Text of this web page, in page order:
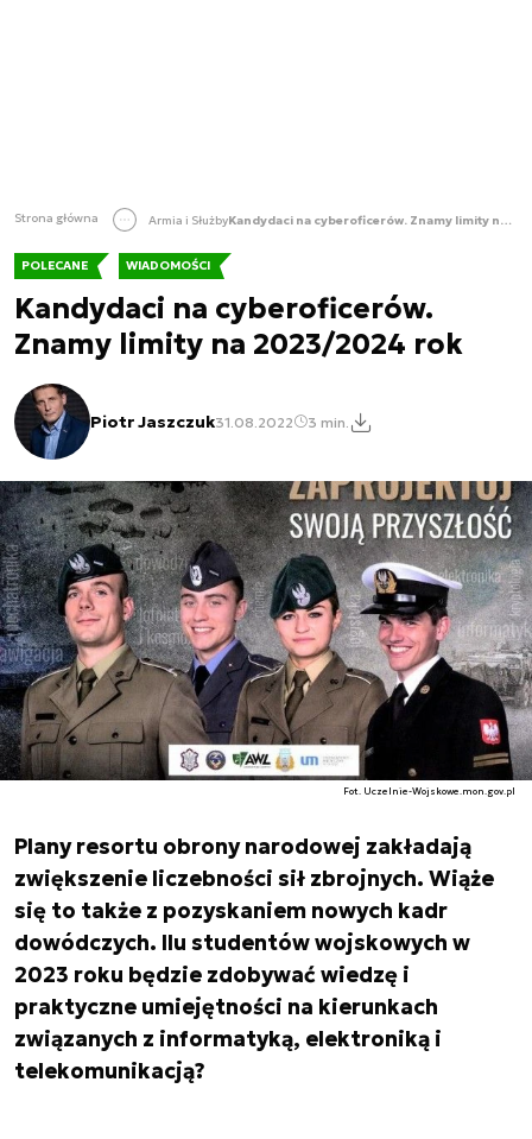
Strona główna Armia i Służby Kandydaci na cyberoficerów. Znamy limity na 2023/2024 rok
POLECANE WIADOMOŚCI
Kandydaci na cyberoficerów.
Znamy limity na 2023/2024 rok
Piotr Jaszczuk31.08.2022 3 min.
Fot. Uczelnie-Wojskowe.mon.gov.pl
Plany resortu obrony narodowej zakładają
zwiększenie liczebności sił zbrojnych. Wiąże
się to także z pozyskaniem nowych kadr
dowódczych. Ilu studentów wojskowych w
2023 roku będzie zdobywać wiedzę i
praktyczne umiejętności na kierunkach
związanych z informatyką, elektroniką i
telekomunikacją?